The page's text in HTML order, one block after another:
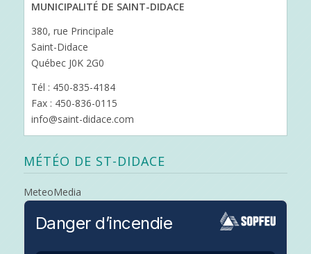
MUNICIPALITÉ DE SAINT-DIDACE
380, rue Principale
Saint-Didace
Québec J0K 2G0
Tél : 450-835-4184
Fax : 450-836-0115
info@saint-didace.com
MÉTÉO DE ST-DIDACE
MeteoMedia
Danger d’incendie